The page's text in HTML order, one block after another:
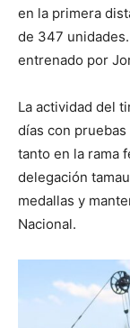
en la primera
de 347
entrenado por
La actividad del
días con
tanto en la rama
delegación
medallas y
Nacional.